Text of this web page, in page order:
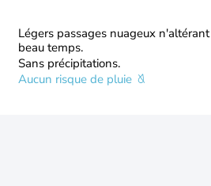
Légers passages nuageux
beau temps.
Sans précipitations.
Aucun risque de pluie